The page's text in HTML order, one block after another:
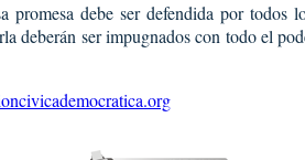
promesa debe ser defendida por todos
deberán ser impugnados con todo el